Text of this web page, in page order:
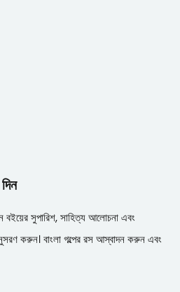
বইয়ের সুপারিশ, সাহিত্য আলোচনা এবং
করুন। বাংলা গল্পের রস আস্বাদন করুন এবং